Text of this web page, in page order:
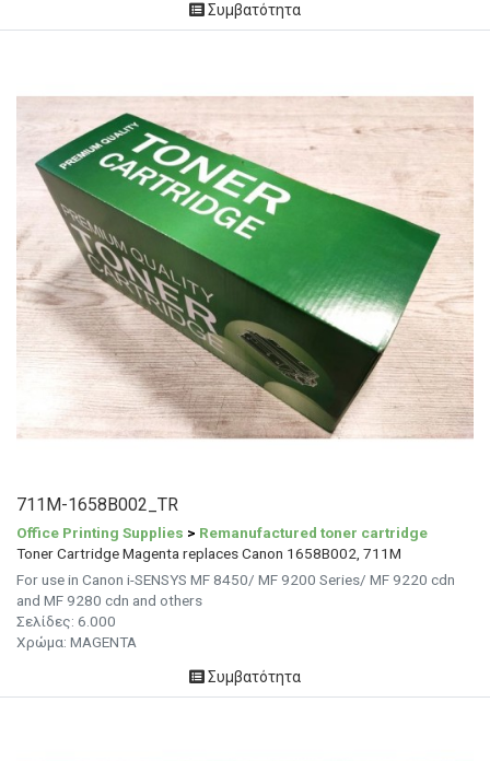
Συμβατότητα
711M-1658B002_TR
Office Printing Supplies > Remanufactured toner cartridge
Toner Cartridge Magenta replaces Canon 1658B002, 711M
For use in Canon i-SENSYS MF 8450/ MF 9200 Series/ MF 9220 cdn
and MF 9280 cdn and others
Σελίδες: 6.000
Χρώμα: MAGENTA
Συμβατότητα